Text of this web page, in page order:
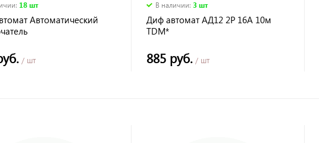
: 18 шт
Автоматический
TDM
/ шт
В наличии: 3 шт
Диф автомат АД12 2Р 16А 10м
TDM*
885 руб./ шт